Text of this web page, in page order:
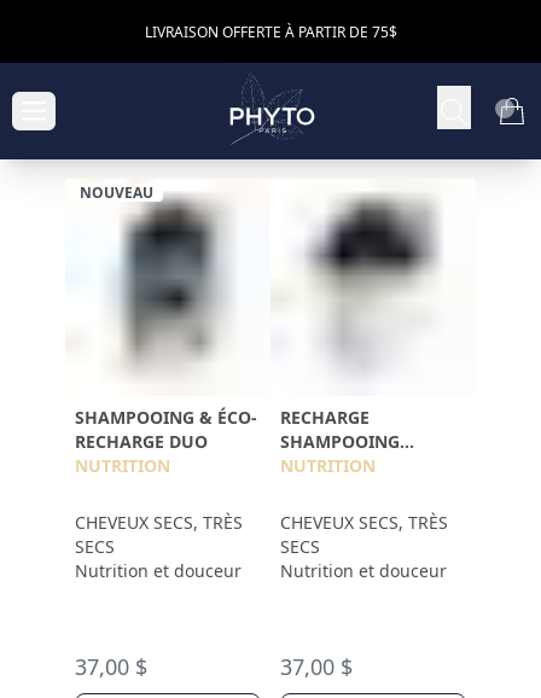
LIVRAISON OFFERTE À PARTIR DE 75$
NOUVEAU
SHAMPOOING & ÉCO-
RECHARGE DUO
NUTRITION
CHEVEUX SECS, TRÈS
SECS
Nutrition et douceur
37,00 $
RECHARGE
SHAMPOOING
NOURRISSANT
NUTRITION
CHEVEUX SECS, TRÈS
SECS
Nutrition et douceur
37,00 $